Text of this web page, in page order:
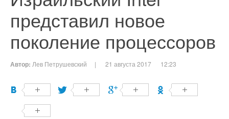
представил новое
поколение процессоров
Автор: Лев Петрушевский | 21 августа 2017 12:23